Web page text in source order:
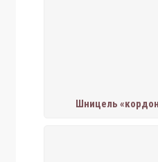
Шницель